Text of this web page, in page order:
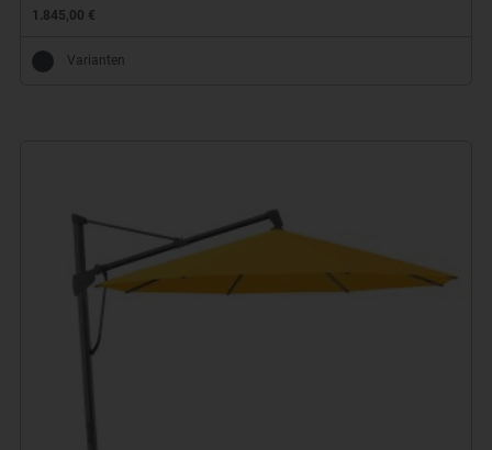
1.845,00 €
Varianten